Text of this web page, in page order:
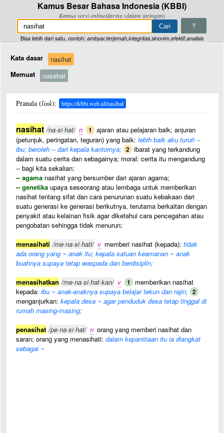
Kamus Besar Bahasa Indonesia (KBBI)
Kamus versi online/daring (dalam jaringan)
?
Bisa lebih dari satu, contoh: ambyar,terjemah,integritas,sinonim,efektif,analisis
Kata dasar
nasihat
Memuat
nasehat
Pranala (link): https://kbbi.web.id/nasihat
nasihat /na·si·hat/ n 1 ajaran atau pelajaran baik; anjuran
(petunjuk, peringatan, teguran) yang baik: lebih baik aku turuti --
ibu; beroleh -- dari kepala kantornya; 2 ibarat yang terkandung
dalam suatu cerita dan sebagainya; moral: cerita itu mengandung
-- bagi kita sekalian;
-- agama nasihat yang bersumber dari ajaran agama;
-- genetika upaya seseorang atau lembaga untuk memberikan
nasihat tentang sifat dan cara penurunan suatu kebakaan dari
suatu generasi ke generasi berikutnya, terutama berkaitan dengan
penyakit atau kelainan fisik agar diketahui cara pencegahan atau
pengobatan sehingga tidak menurun;
menasihati /me·na·si·hati/ v memberi nasihat (kepada): tidak
ada orang yang ~ anak itu; kepala satuan keamanan ~ anak
buahnya supaya tetap waspada dan berdisiplin;
menasihatkan /me·na·si·hat·kan/ v 1
memberikan nasihat
kepada: ibu ~ anak-anaknya supaya belajar tekun dan rajin; 2
menganjurkan: kepala desa ~ agar penduduk desa tetap tinggal di
rumah masing-masing;
penasihat /pe·na·si·hat/ n orang yang memberi nasihat dan
saran; orang yang menasihati: dalam kepanitiaan itu ia diangkat
sebagai ~